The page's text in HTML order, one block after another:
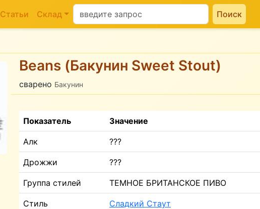
Статьи Склад Поиск
Beans (Бакунин Sweet Stout)
сварено Бакунин
Показатель Значение
Алк ???
Дрожжи ???
Группа стилей ТЕМНОЕ БРИТАНСКОЕ ПИВО
Стиль Сладкий Стаут